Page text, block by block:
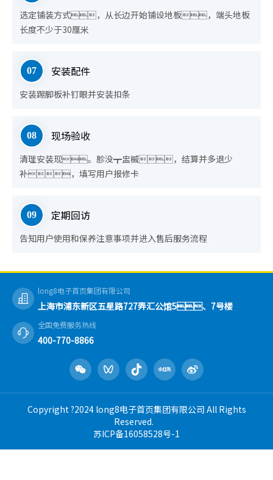
选定铺装方式，从长边开始铺设地板，端头地板
长度不少于30厘米
07 安装配件
安装踢脚板补钉眼并安装扣条
08 现场验收
清理安装现。胗没┳盅槭，结算并多退少
补， 填写用户报修卡
09 定期回访
告知用户使用和保养注意事项并进入售后服务流程
long8电子首页集团有限公司
上海市浦东新区五星路727弄汇公馆5、7号楼
全国免费服务热线
400-770-8866
Copyright ?2024 long8电子首页集团有限公司 All Rights
Reserved.
苏ICP备16058528号-1